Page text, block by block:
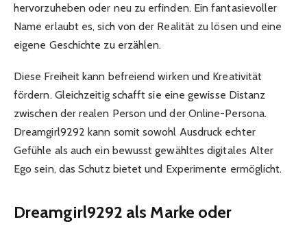
hervorzuheben oder neu zu erfinden. Ein fantasievoller
Name erlaubt es, sich von der Realität zu lösen und eine
eigene Geschichte zu erzählen.
Diese Freiheit kann befreiend wirken und Kreativität
fördern. Gleichzeitig schafft sie eine gewisse Distanz
zwischen der realen Person und der Online-Persona.
Dreamgirl9292 kann somit sowohl Ausdruck echter
Gefühle als auch ein bewusst gewähltes digitales Alter
Ego sein, das Schutz bietet und Experimente ermöglicht.
Dreamgirl9292 als Marke oder